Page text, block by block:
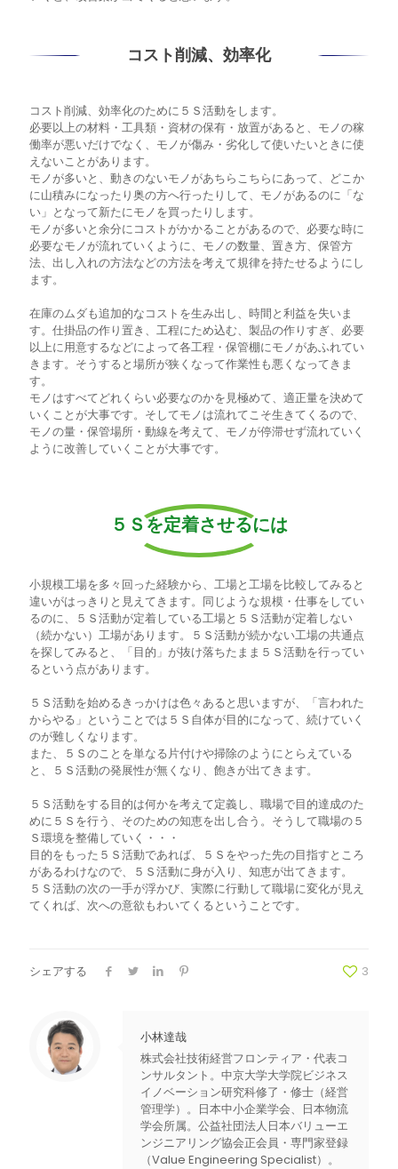
コスト削減、効率化
コスト削減、効率化のために５Ｓ活動をします。
必要以上の材料・工具類・資材の保有・放置があると、モノの稼
働率が悪いだけでなく、モノが傷み・劣化して使いたいときに使
えないことがあります。
モノが多いと、動きのないモノがあちらこちらにあって、どこか
に山積みになったり奥の方へ行ったりして、モノがあるのに「な
い」となって新たにモノを買ったりします。
モノが多いと余分にコストがかかることがあるので、必要な時に
必要なモノが流れていくように、モノの数量、置き方、保管方
法、出し入れの方法などの方法を考えて規律を持たせるようにし
ます。
在庫のムダも追加的なコストを生み出し、時間と利益を失いま
す。仕掛品の作り置き、工程にため込む、製品の作りすぎ、必要
以上に用意するなどによって各工程・保管棚にモノがあふれてい
きます。そうすると場所が狭くなって作業性も悪くなってきま
す。
モノはすべてどれくらい必要なのかを見極めて、適正量を決めて
いくことが大事です。そしてモノは流れてこそ生きてくるので、
モノの量・保管場所・動線を考えて、モノが停滞せず流れていく
ように改善していくことが大事です。
５Ｓを定着させるには
小規模工場を多々回った経験から、工場と工場を比較してみると
違いがはっきりと見えてきます。同じような規模・仕事をしてい
るのに、５Ｓ活動が定着している工場と５Ｓ活動が定着しない
（続かない）工場があります。５Ｓ活動が続かない工場の共通点
を探してみると、「目的」が抜け落ちたまま５Ｓ活動を行ってい
るという点があります。
５Ｓ活動を始めるきっかけは色々あると思いますが、「言われた
からやる」ということでは５Ｓ自体が目的になって、続けていく
のが難しくなります。
また、５Ｓのことを単なる片付けや掃除のようにとらえている
と、５Ｓ活動の発展性が無くなり、飽きが出てきます。
５Ｓ活動をする目的は何かを考えて定義し、職場で目的達成のた
めに５Ｓを行う、そのための知恵を出し合う。そうして職場の５
Ｓ環境を整備していく・・・
目的をもった５Ｓ活動であれば、５Ｓをやった先の目指すところ
があるわけなので、５Ｓ活動に身が入り、知恵が出てきます。
５Ｓ活動の次の一手が浮かび、実際に行動して職場に変化が見え
てくれば、次への意欲もわいてくるということです。
シェアする 3
小林達哉
株式会社技術経営フロンティア・代表コ
ンサルタント。中京大学大学院ビジネス
イノベーション研究科修了・修士（経営
管理学）。日本中小企業学会、日本物流
学会所属。公益社団法人日本バリューエ
ンジニアリング協会正会員・専門家登録
（Value Engineering Specialist）。